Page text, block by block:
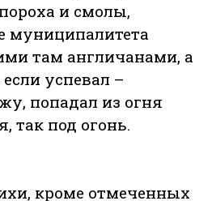
и смолы,
муниципалитета
там англичанами, а
успевал –
попадал из огня
так под огонь.
кроме отмеченных